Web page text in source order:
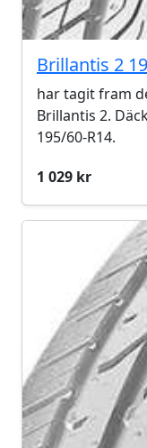
Brillantis 2
har tagit fram
Brillantis 2.
195/60-R14.
1 029 kr